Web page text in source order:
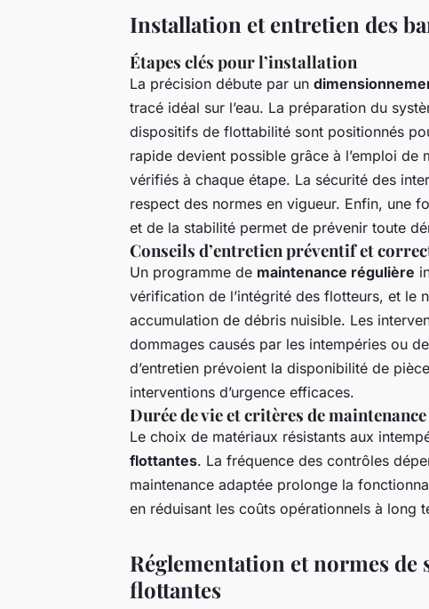
Installation et entretien des
Étapes clés pour l’installation
La précision débute par un
tracé idéal sur l’eau. La préparation du
dispositifs de flottabilité sont positionnés
rapide devient possible grâce à l’emploi
vérifiés à chaque étape. La sécurité des
respect des normes en vigueur. Enfin, une
et de la stabilité permet de prévenir toute
Conseils d’entretien préventif et
Un programme de maintenance régulière
vérification de l’intégrité des flotteurs, et le
accumulation de débris nuisible. Les
dommages causés par les intempéries ou
d’entretien prévoient la disponibilité de
interventions d’urgence efficaces.
Durée de vie et critères de maintenance
Le choix de matériaux résistants aux
flottantes. La fréquence des contrôles
maintenance adaptée prolonge la
en réduisant les coûts opérationnels à long
Réglementation et normes
flottantes